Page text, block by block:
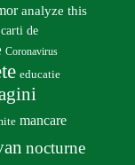
analyze this
carti de
Coronavirus
educatie
mancare
nocturne